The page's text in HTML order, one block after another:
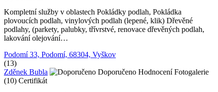
Kompletní služby v oblastech Pokládky podlah, Pokládka
plovoucích podlah, vinylových podlah (lepené, klik) Dřevěné
podlahy, (parkety, palubky, třívrstvé, renovace dřevěných podlah,
lakování olejování…
Podomí 33, Podomí, 68304, Vyškov
(13)
Zděnek Bubla
Doporučeno Hodnocení Fotogalerie
(10) Certifikát